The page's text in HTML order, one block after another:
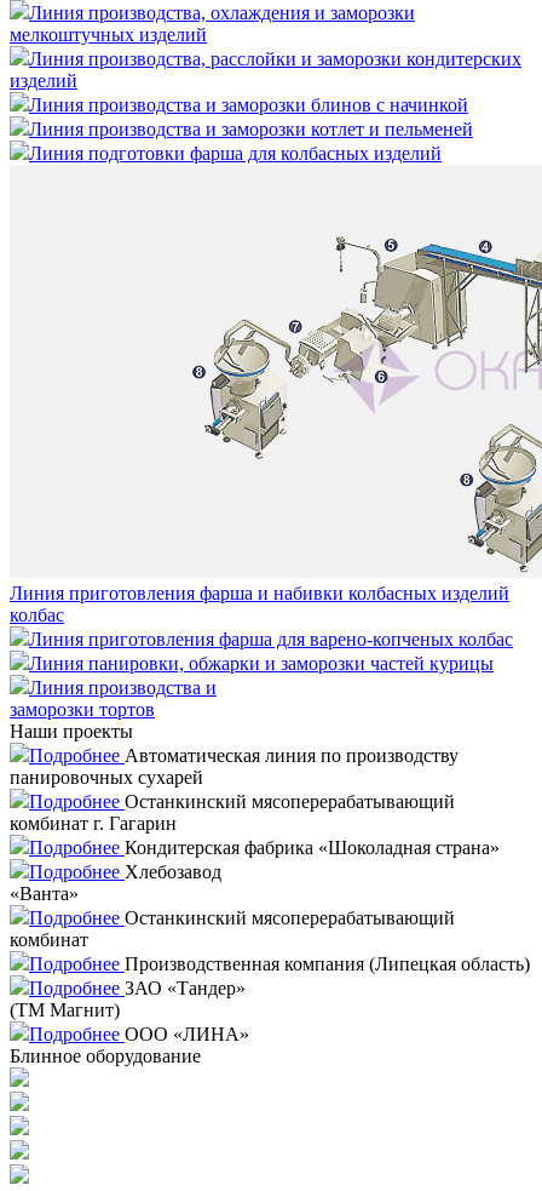
Линия производства, охлаждения и заморозки
мелкоштучных изделий
Линия производства, расслойки и заморозки кондитерских
изделий
Линия производства и заморозки блинов с начинкой
Линия производства и заморозки котлет и пельменей
Линия подготовки фарша для колбасных изделий
Линия приготовления фарша и набивки колбасных изделий
колбас
Линия приготовления фарша для варено-копченых колбас
Линия панировки, обжарки и заморозки частей курицы
Линия производства и
заморозки тортов
Наши проекты
Подробнее Автоматическая линия по производству
панировочных сухарей
Подробнее Останкинский мясоперерабатывающий
комбинат г. Гагарин
Подробнее Кондитерская фабрика «Шоколадная страна»
Подробнее Хлебозавод
«Ванта»
Подробнее Останкинский мясоперерабатывающий
комбинат
Подробнее Производственная компания (Липецкая область)
Подробнее ЗАО «Тандер»
(ТМ Магнит)
Подробнее ООО «ЛИНА»
Блинное оборудование